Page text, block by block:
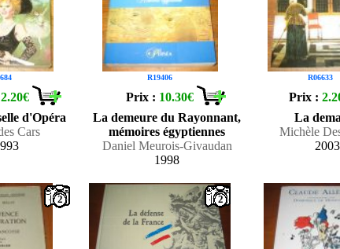
2.20€
d'Opéra
Cars
R19406
Prix : 10.30€
La demeure du Rayonnant,
mémoires égyptiennes
Daniel Meurois-Givaudan
1998
R06633
Prix :
La
Michèle
2003
2 2